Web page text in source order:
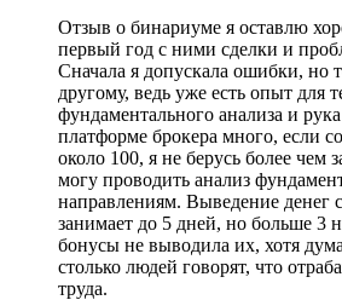
Отзыв о бинариуме я оставлю
первый год с ними сделки и
Сначала я допускала ошибки, но
другому, ведь уже есть опыт для
фундаментального анализа и
платформе брокера много, если
около 100, я не берусь более чем
могу проводить анализ
направлениям. Выведение денег
занимает до 5 дней, но больше 3
бонусы не выводила их, хотя
столько людей говорят, что
труда.